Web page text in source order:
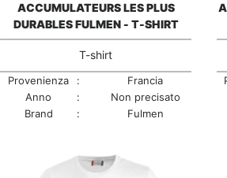
ACCUMULATEURS LES PLUS
DURABLES FULMEN - T-SHIRT
T-shirt
Provenienza :
Francia
Anno
:
Non precisato
Brand
: Fulmen